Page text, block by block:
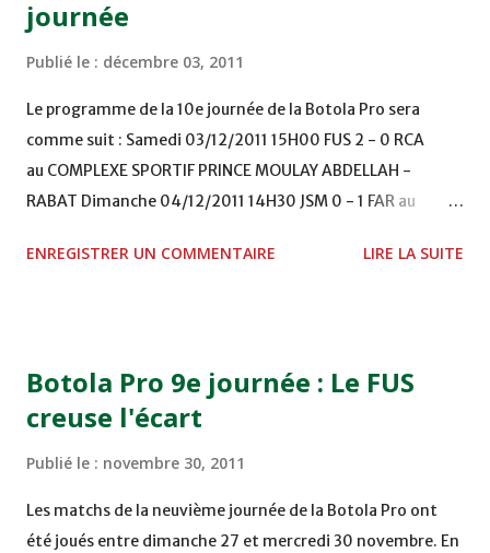
journée
Publié le : décembre 03, 2011
Le programme de la 10e journée de la Botola Pro sera
comme suit : Samedi 03/12/2011 15H00 FUS 2 - 0 RCA
au COMPLEXE SPORTIF PRINCE MOULAY ABDELLAH -
RABAT Dimanche 04/12/2011 14H30 JSM 0 - 1 FAR au
TERRAIN EL ABDI - EL JADIDA 16h30 OCK 0 - 1 HUSA
Mardi 06/12/2011 15H00 WAF - OCS au COMPLEXE SPORTIF
DE FES - FES WAC - MAS Reporté pour cause de finale de la
ENREGISTRER UN COMMENTAIRE LIRE LA SUITE
Botola Pro 9e journée : Le FUS
creuse l'écart
Publié le : novembre 30, 2011
Les matchs de la neuvième journée de la Botola Pro ont
été joués entre dimanche 27 et mercredi 30 novembre. En